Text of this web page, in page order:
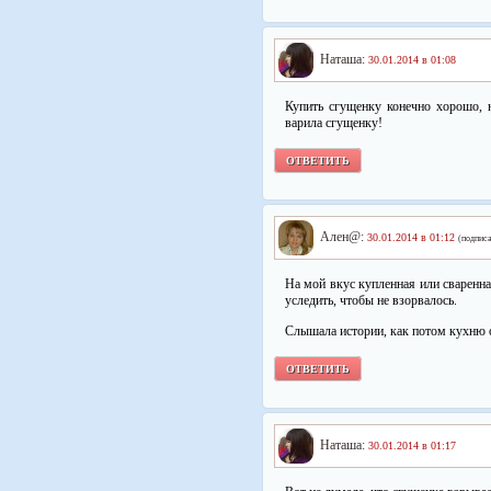
Наташа: 30.01.2014 в 01:08
Купить сгущенку конечно хорошо,
варила сгущенку!
ОТВЕТИТЬ
Ален@: 30.01.2014 в 01:12
На мой вкус купленная или
уследить, чтобы не взорвалось.
Слышала истории, как потом кухню
ОТВЕТИТЬ
Наташа: 30.01.2014 в 01:17